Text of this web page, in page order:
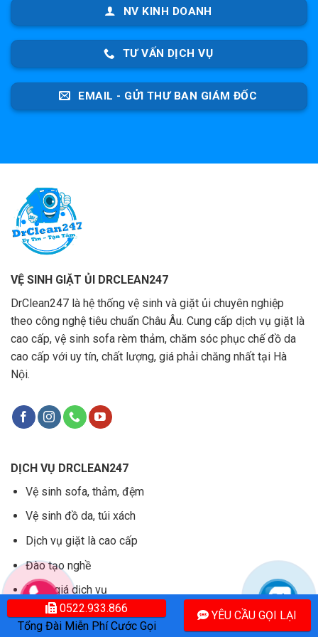
NV KINH DOANH
TƯ VẤN DỊCH VỤ
EMAIL - GỬI THƯ BAN GIÁM ĐỐC
VỆ SINH GIẶT ỦI DRCLEAN247
DrClean247 là hệ thống vệ sinh và giặt ủi chuyên nghiệp
theo công nghệ tiêu chuẩn Châu Âu. Cung cấp dịch vụ giặt là
cao cấp, vệ sinh sofa rèm thảm, chăm sóc phục chế đồ da
cao cấp với uy tín, chất lượng, giá phải chăng nhất tại Hà
Nội.
DỊCH VỤ DRCLEAN247
Vệ sinh sofa, thảm, đệm
Vệ sinh đồ da, túi xách
Dịch vụ giặt là cao cấp
Đào tạo nghề
Bảng giá dịch vụ
0522.933.866
Tổng Đài Miễn Phí Cước Gọi
YÊU CẦU GỌI LẠI